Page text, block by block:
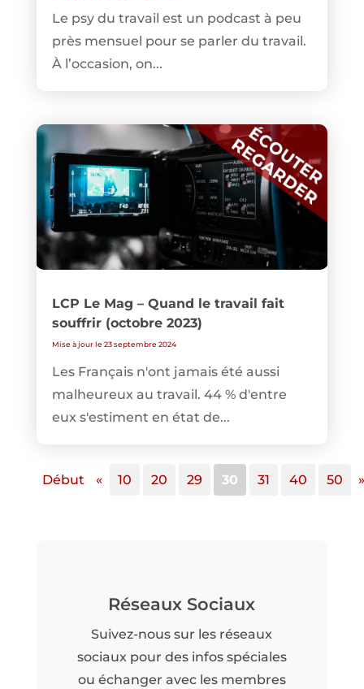
Le psy du travail est un podcast à peu
près mensuel pour se parler du travail.
À l’occasion, on...
LCP Le Mag – Quand le travail fait
souffrir (octobre 2023)
Mise à jour le 23 septembre 2024
Les Français n'ont jamais été aussi
malheureux au travail. 44 % d'entre
eux s'estiment en état de...
Début « 10 20 29 30 31 40 50 »
Réseaux Sociaux
Suivez-nous sur les réseaux
sociaux pour des infos spéciales
ou échanger avec les membres